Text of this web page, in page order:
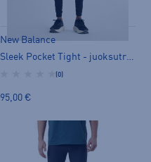
New Balance
Sleek Pocket Tight - juoksutrikoot
(0)
95,00 €